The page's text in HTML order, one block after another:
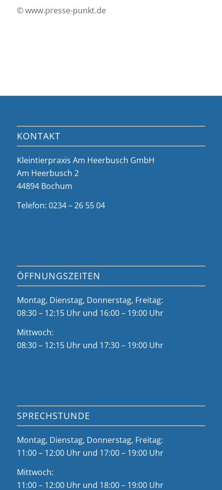
© www.presse-punkt.de
KONTAKT
Kleintierpraxis Am Heerbusch GmbH
Am Heerbusch 2
44894 Bochum
Telefon: 0234 – 26 55 04
ÖFFNUNGSZEITEN
Montag, Dienstag, Donnerstag, Freitag:
08:30 – 12:15 Uhr und 16:00 – 19:00 Uhr
Mittwoch:
08:30 – 12:15 Uhr und 17:30 – 19:00 Uhr
SPRECHSTUNDE
Montag, Dienstag, Donnerstag, Freitag:
11:00 – 12:00 Uhr und 17:00 – 19:00 Uhr
Mittwoch:
11:00 – 12:00 Uhr und 18:00 – 19:00 Uhr